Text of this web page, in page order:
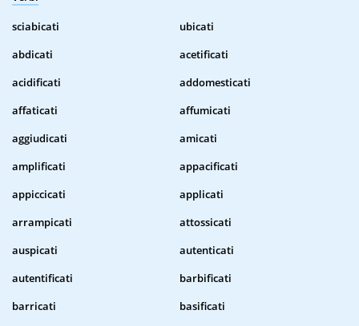
sciabicati
ubicati
abdicati
acetificati
acidificati
addomesticati
affaticati
affumicati
aggiudicati
amicati
amplificati
appacificati
appiccicati
applicati
arrampicati
attossicati
auspicati
autenticati
autentificati
barbificati
barricati
basificati